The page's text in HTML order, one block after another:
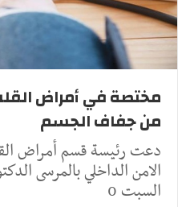
مختصة في أمراض
من جفاف الجسم
دعت رئيسة قسم أمراض
الامن الداخلي بالمرسى
السبت 0